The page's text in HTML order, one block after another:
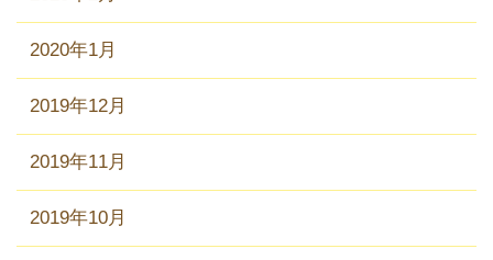
2020年1月
2019年12月
2019年11月
2019年10月